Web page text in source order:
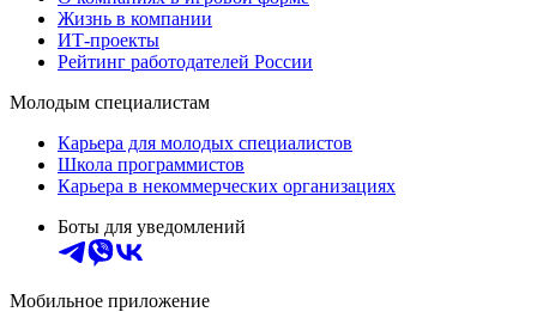
Жизнь в компании
ИТ-проекты
Рейтинг работодателей России
Молодым специалистам
Карьера для молодых специалистов
Школа программистов
Карьера в некоммерческих организациях
Боты для уведомлений
Мобильное приложение